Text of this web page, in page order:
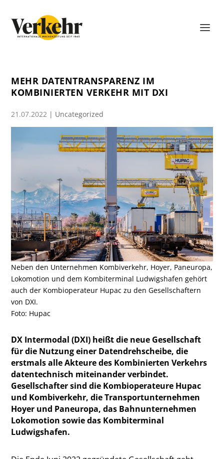
MEHR DATENTRANSPARENZ IM
KOMBINIERTEN VERKEHR MIT DXI
21.07.2022 | Uncategorized
Neben den Unternehmen Kombiverkehr, Hoyer, Paneuropa,
Lokomotion und dem Kombiterminal Ludwigshafen gehört
auch der Kombioperateur Hupac zu den Gesellschaftern
von DXI.
Foto: Hupac
DX Intermodal (DXI) heißt die neue Gesellschaft
für die Nutzung einer Datendrehscheibe, die
erstmals alle Akteure des Kombinierten Verkehrs
datentechnisch miteinander verbindet.
Gesellschafter sind die Kombioperateure Hupac
und Kombiverkehr, die Transportunternehmen
Hoyer und Paneuropa, das Bahnunternehmen
Lokomotion sowie das Kombiterminal
Ludwigshafen.